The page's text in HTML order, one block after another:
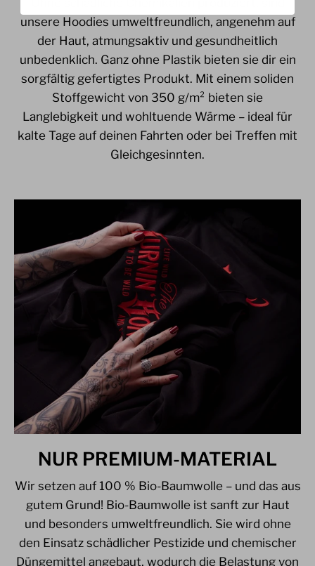
unsere Hoodies umweltfreundlich, angenehm auf
der Haut, atmungsaktiv und gesundheitlich
unbedenklich. Ganz ohne Plastik bieten sie dir ein
sorgfältig gefertigtes Produkt. Mit einem soliden
Stoffgewicht von 350 g/m² bieten sie
Langlebigkeit und wohltuende Wärme – ideal für
kalte Tage auf deinen Fahrten oder bei Treffen mit
Gleichgesinnten.
NUR PREMIUM-MATERIAL
Wir setzen auf 100 % Bio-Baumwolle – und das aus
gutem Grund! Bio-Baumwolle ist sanft zur Haut
und besonders umweltfreundlich. Sie wird ohne
den Einsatz schädlicher Pestizide und chemischer
Düngemittel angebaut, wodurch die Belastung von